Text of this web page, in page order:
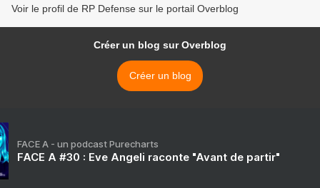
Voir le profil de RP Defense sur le portail Overblog
Créer un blog sur Overblog
Créer un blog
FACE A - un podcast Purecharts
FACE A #30 : Eve Angeli raconte "Avant de partir"